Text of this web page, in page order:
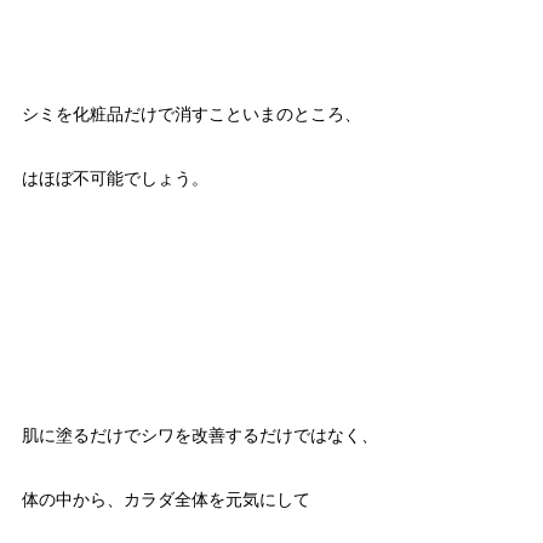
シミを化粧品だけで消すこといまのところ、
はほぼ不可能でしょう。
肌に塗るだけでシワを改善するだけではなく、
体の中から、カラダ全体を元気にして